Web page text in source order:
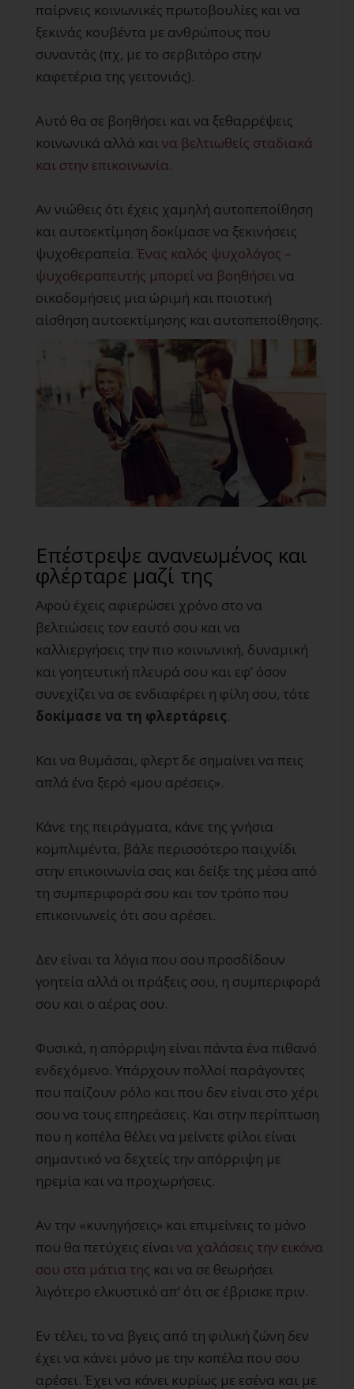
παίρνεις κοινωνικές πρωτοβουλίες και να
ξεκινάς κουβέντα με ανθρώπους που
συναντάς (πχ, με το σερβιτόρο στην
καφετέρια της γειτονιάς).
Αυτό θα σε βοηθήσει και να ξεθαρρέψεις
κοινωνικά αλλά καινα βελτιωθείς σταδιακά
και στην επικοινωνία.
Αν νιώθεις ότι έχεις χαμηλή αυτοπεποίθηση
και αυτοεκτίμηση δοκίμασε να ξεκινήσεις
ψυχοθεραπεία. Ένας καλός ψυχολόγος –
ψυχοθεραπευτής μπορεί να βοηθήσεινα
οικοδομήσεις μια ώριμή και ποιοτική
αίσθηση αυτοεκτίμησης και αυτοπεποίθησης.
Επέστρεψε ανανεωμένος και
φλέρταρε μαζί της
Αφού έχεις αφιερώσει χρόνο στο να
βελτιώσεις τον εαυτό σου και να
καλλιεργήσεις την πιο κοινωνική, δυναμική
και γοητευτική πλευρά σου και εφ’ όσον
συνεχίζει να σε ενδιαφέρει η φίλη σου, τότε
δοκίμασε να τη φλερτάρεις.
Και να θυμάσαι, φλερτ δε σημαίνει να πεις
απλά ένα ξερό «μου αρέσεις».
Κάνε της πειράγματα, κάνε της γνήσια
κομπλιμέντα, βάλε περισσότερο παιχνίδι
στην επικοινωνία σας και δείξε της μέσα από
τη συμπεριφορά σου και τον τρόπο που
επικοινωνείς ότι σου αρέσει.
Δεν είναι τα λόγια που σου προσδίδουν
γοητεία αλλά οι πράξεις σου, η συμπεριφορά
σου και ο αέρας σου.
Φυσικά, η απόρριψη είναι πάντα ένα πιθανό
ενδεχόμενο. Υπάρχουν πολλοί παράγοντες
που παίζουν ρόλο και που δεν είναι στο χέρι
σου να τους επηρεάσεις. Και στην περίπτωση
που η κοπέλα θέλει να μείνετε φίλοι είναι
σημαντικό να δεχτείς την απόρριψη με
ηρεμία και να προχωρήσεις.
Αν την «κυνηγήσεις» και επιμείνεις το μόνο
που θα πετύχεις είναινα χαλάσεις την εικόνα
σου στα μάτια της και να σε θεωρήσει
λιγότερο ελκυστικό απ’ ότι σε έβρισκε πριν.
Εν τέλει, το να βγεις από τη φιλική ζώνη δεν
έχει να κάνει μόνο με την κοπέλα που σου
αρέσει. Έχει να κάνει κυρίως με εσένα και με